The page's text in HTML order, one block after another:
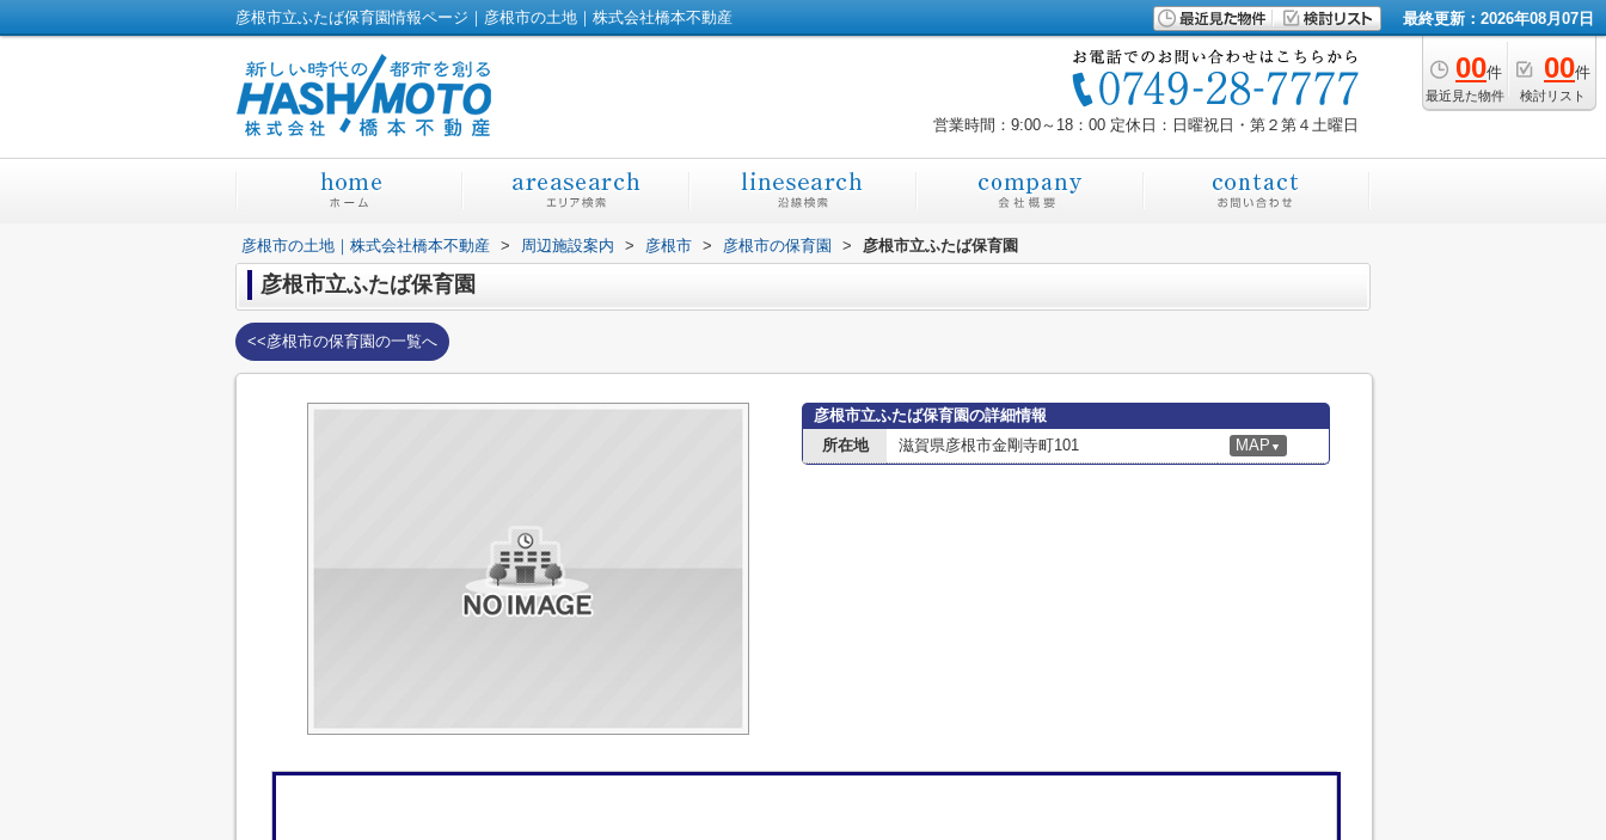
彦根市立ふたば保育園情報ページ｜彦根市の土地｜株式会社橋本不動産 最終更新：2026年08月07日
00件
最近見た物件
00件
検討リスト
営業時間：9:00～18：00 定休日：日曜祝日・第２第４土曜日
彦根市の土地｜株式会社橋本不動産 > 周辺施設案内 > 彦根市 > 彦根市の保育園 > 彦根市立ふたば保育園
彦根市立ふたば保育園
<<彦根市の保育園の一覧へ
彦根市立ふたば保育園の詳細情報
所在地
滋賀県彦根市金剛寺町101 MAP ▼